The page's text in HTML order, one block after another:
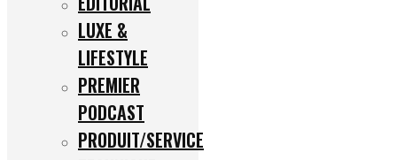
LUXE &
LIFESTYLE
PREMIER
PODCAST
PRODUIT/SERVICE